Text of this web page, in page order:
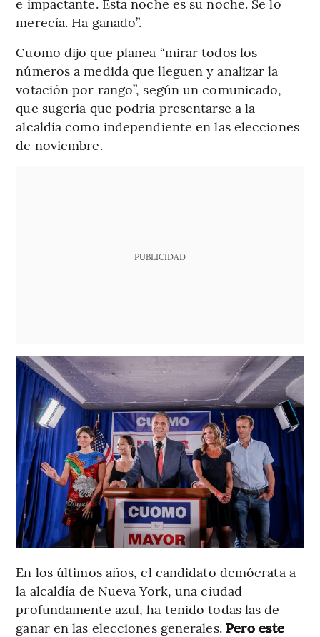
merecía. Ha ganado”.
Cuomo dijo que planea “mirar todos los
números a medida que lleguen y analizar la
votación por rango”, según un comunicado,
que sugería que podría presentarse a la
alcaldía como independiente en las elecciones
de noviembre.
PUBLICIDAD
En los últimos años, el candidato demócrata a
la alcaldía de Nueva York, una ciudad
profundamente azul, ha tenido todas las de
ganar en las elecciones generales. Pero este